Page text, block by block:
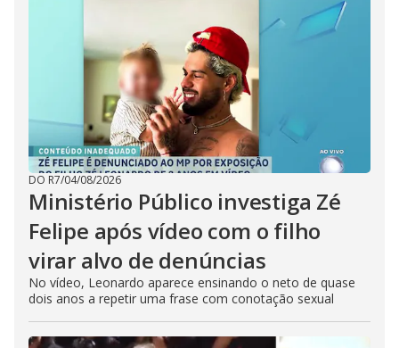
DO R7/04/08/2026
Ministério Público investiga Zé
Felipe após vídeo com o filho
virar alvo de denúncias
No vídeo, Leonardo aparece ensinando o neto de quase
dois anos a repetir uma frase com conotação sexual